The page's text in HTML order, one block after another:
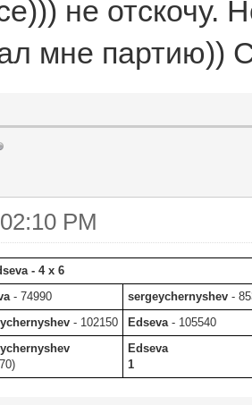
не отскочу.
мне партию))
PM
- 4 x 6
- 74990 sergeychernyshev -
- 102150 Edseva - 105540
Edseva
1